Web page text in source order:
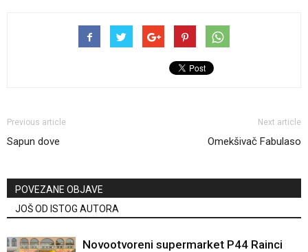
Previous article
Sapun dove
Next article
Omekšivač Fabulaso
POVEZANE OBJAVE
JOŠ OD ISTOG AUTORA
Novootvoreni supermarket P44 Rainci